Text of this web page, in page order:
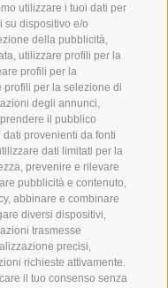
utilizzare i tuoi dati per
su dispositivo e/o
della pubblicità,
utilizzare profili per la
profili per la
per la selezione di
degli annunci,
il pubblico
provenienti da fonti
dati limitati per la
prevenire e rilevare
pubblicità e contenuto,
abbinare e combinare
diversi dispositivi,
trasmesse
precisi,
richieste attivamente.
il tuo consenso senza